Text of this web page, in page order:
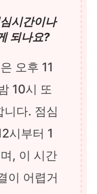
시간이나
되나요?
오후 11
10시 또
니다. 점심
시부터 1
, 이 시간
이 어렵거